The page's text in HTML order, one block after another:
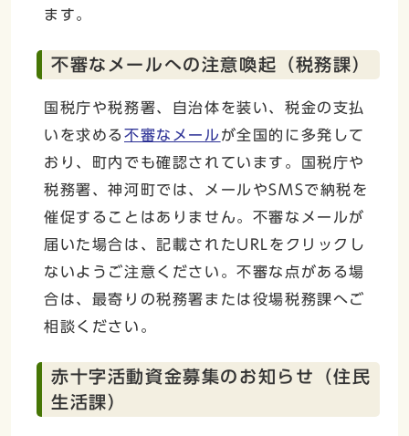
ます。
不審なメールへの注意喚起（税務課）
国税庁や税務署、自治体を装い、税金の支払
いを求める 不審なメール が全国的に多発して
おり、町内でも確認されています。国税庁や
税務署、神河町では、メールやSMSで納税を
催促することはありません。不審なメールが
届いた場合は、記載されたURLをクリックし
ないようご注意ください。不審な点がある場
合は、最寄りの税務署または役場税務課へご
相談ください。
赤十字活動資金募集のお知らせ（住民
生活課）